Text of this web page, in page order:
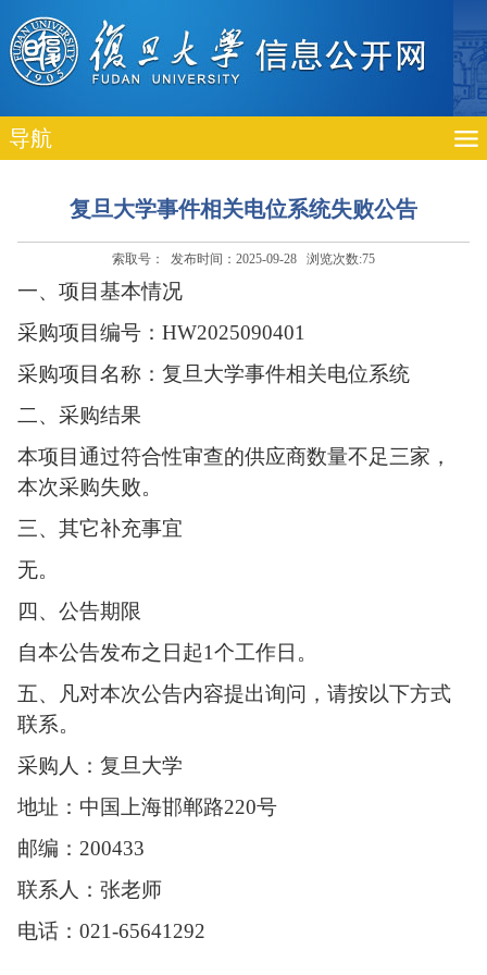
导航
复旦大学事件相关电位系统失败公告
索取号： 发布时间：2025-09-28 浏览次数:75
一、项目基本情况
采购项目编号：HW2025090401
采购项目名称：复旦大学事件相关电位系统
二、采购结果
本项目通过符合性审查的供应商数量不足三家，
本次采购失败。
三、其它补充事宜
无。
四、公告期限
自本公告发布之日起1个工作日。
五、凡对本次公告内容提出询问，请按以下方式
联系。
采购人：复旦大学
地址：中国上海邯郸路220号
邮编：200433
联系人：张老师
电话：021-65641292